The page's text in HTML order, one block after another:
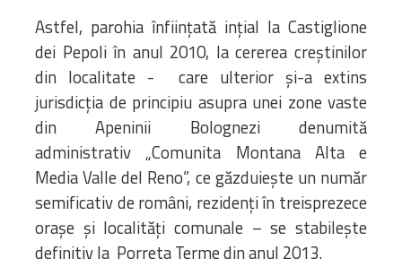
Astfel, parohia înfiinţată ințial la Castiglione
dei Pepoli în anul 2010, la cererea creştinilor
din localitate - care ulterior și-a extins
jurisdicţia de principiu asupra unei zone vaste
din Apeninii Bolognezi denumită
administrativ „Comunita Montana Alta e
Media Valle del Reno”, ce găzduieşte un număr
semificativ de români, rezidenţi în treisprezece
oraşe şi localităţi comunale – se stabilește
definitiv la Porreta Terme din anul 2013.